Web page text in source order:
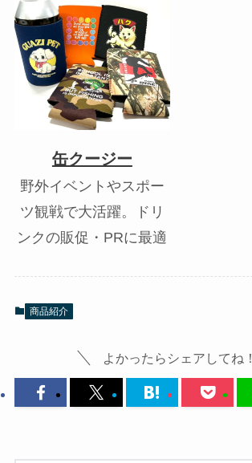
缶クージー
野外イベントやスポー
ツ観戦で大活躍。ドリ
ンクの販促・PRに最適
商品紹介
よかったらシェアしてね！